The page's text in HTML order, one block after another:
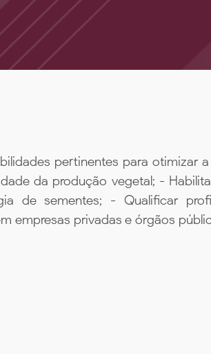
pertinentes para otimizar
da produção vegetal; -
de sementes; - Qualificar
empresas privadas e órgãos